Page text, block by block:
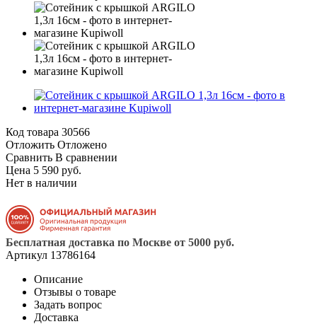
Код товара 30566
Отложить Отложено
Сравнить В сравнении
Цена 5 590 руб.
Нет в наличии
Бесплатная доставка по Москве от 5000 руб.
Артикул 13786164
Описание
Отзывы о товаре
Задать вопрос
Доставка